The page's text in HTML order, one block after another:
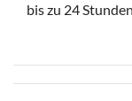
bis zu 24